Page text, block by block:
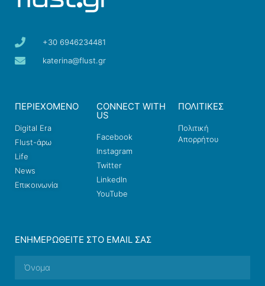
+30 6946234481
katerina@flust.gr
ΠΕΡΙΕΧΟΜΕΝΟ
Digital Era
Flust-άρω
Life
News
Επικοινωνία
CONNECT WITH
US
Facebook
Instagram
Twitter
LinkedIn
YouTube
ΠΟΛΙΤΙΚΕΣ
Πολιτική
Απορρήτου
ΕΝΗΜΕΡΩΘΕΊΤΕ ΣΤΟ EMAIL ΣΑΣ